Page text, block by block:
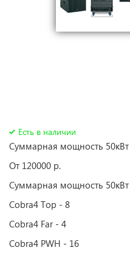
Есть в наличии
Суммарная мощность 50кВт
От 120000 р.
Суммарная мощность 50кВт
Cobra4 Top - 8
Cobra4 Far - 4
Cobra4 PWH - 16